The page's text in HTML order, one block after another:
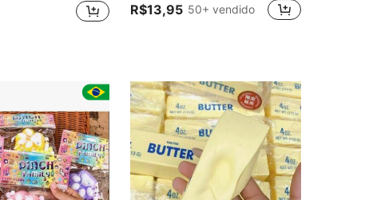
R$13,95 50+ vendido